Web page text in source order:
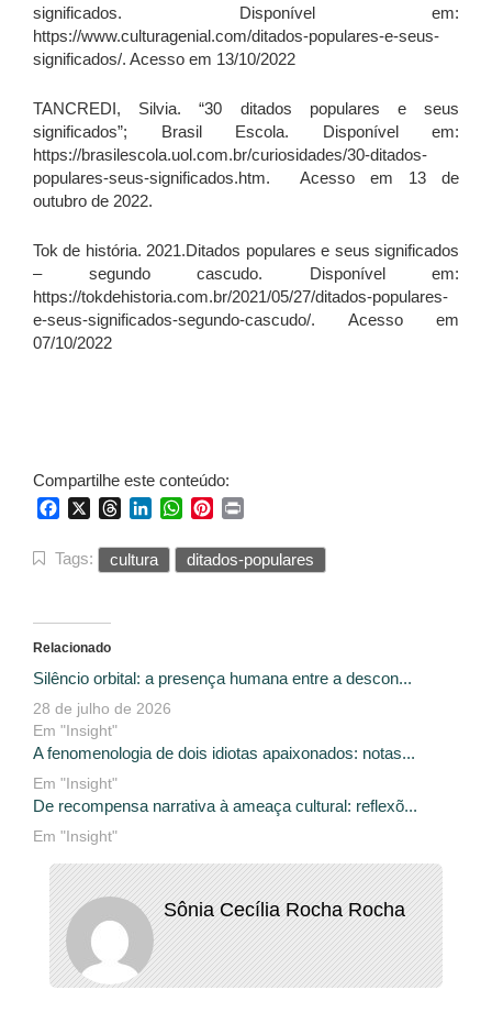
significados. Disponível em:
https://www.culturagenial.com/ditados-populares-e-seus-
significados/. Acesso em 13/10/2022
TANCREDI, Silvia. “30 ditados populares e seus
significados”; Brasil Escola. Disponível em:
https://brasilescola.uol.com.br/curiosidades/30-ditados-
populares-seus-significados.htm. Acesso em 13 de
outubro de 2022.
Tok de história. 2021.Ditados populares e seus significados
– segundo cascudo. Disponível em:
https://tokdehistoria.com.br/2021/05/27/ditados-populares-
e-seus-significados-segundo-cascudo/. Acesso em
07/10/2022
Compartilhe este conteúdo:
FacebookThreadsLinkedInWhatsApp
Pinterest
Tags: cultura ditados-populares
Relacionado
Silêncio orbital: a presença humana entre a descon...
28 de julho de 2026
Em "Insight"
A fenomenologia de dois idiotas apaixonados: notas...
Em "Insight"
De recompensa narrativa à ameaça cultural: reflexõ...
Em "Insight"
Sônia Cecília Rocha Rocha